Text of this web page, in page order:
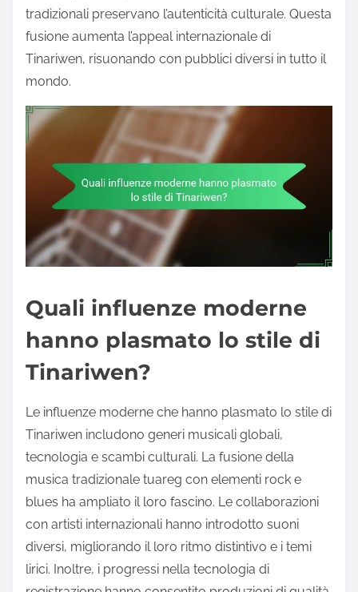
tradizionali preservano l’autenticità culturale. Questa
fusione aumenta l’appeal internazionale di
Tinariwen, risuonando con pubblici diversi in tutto il
mondo.
Quali influenze moderne
hanno plasmato lo stile di
Tinariwen?
Le influenze moderne che hanno plasmato lo stile di
Tinariwen includono generi musicali globali,
tecnologia e scambi culturali. La fusione della
musica tradizionale tuareg con elementi rock e
blues ha ampliato il loro fascino. Le collaborazioni
con artisti internazionali hanno introdotto suoni
diversi, migliorando il loro ritmo distintivo e i temi
lirici. Inoltre, i progressi nella tecnologia di